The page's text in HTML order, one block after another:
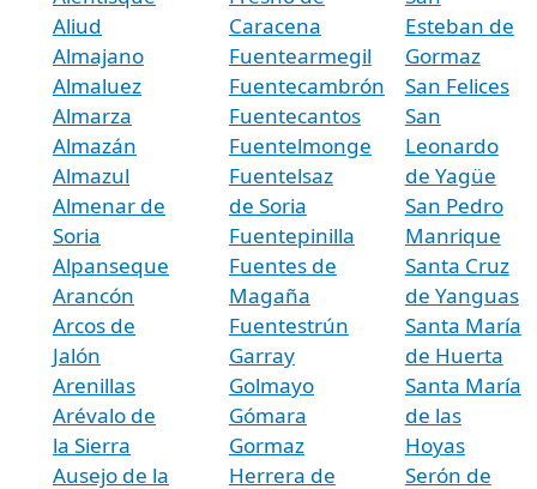
Aliud
Almajano
Almaluez
Almarza
Almazán
Almazul
Almenar de
Soria
Alpanseque
Arancón
Arcos de
Jalón
Arenillas
Arévalo de
la Sierra
Ausejo de la
Caracena
Fuentearmegil
Fuentecambrón
Fuentecantos
Fuentelmonge
Fuentelsaz
de Soria
Fuentepinilla
Fuentes de
Magaña
Fuentestrún
Garray
Golmayo
Gómara
Gormaz
Herrera de
Esteban de
Gormaz
San Felices
San
Leonardo
de Yagüe
San Pedro
Manrique
Santa Cruz
de Yanguas
Santa María
de Huerta
Santa María
de las
Hoyas
Serón de